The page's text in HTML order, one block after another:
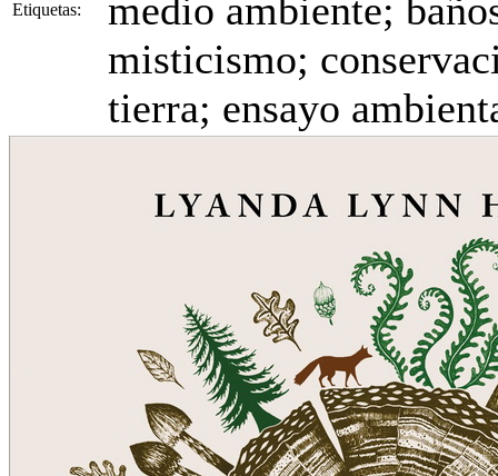
Etiquetas:
medio ambiente;
misticismo;
tierra; ensayo